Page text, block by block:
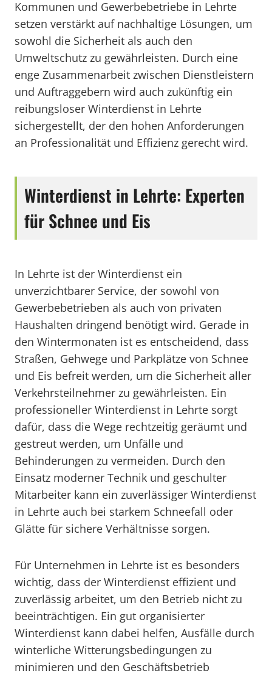
Kommunen und Gewerbebetriebe in Lehrte
setzen verstärkt auf nachhaltige Lösungen, um
sowohl die Sicherheit als auch den
Umweltschutz zu gewährleisten. Durch eine
enge Zusammenarbeit zwischen Dienstleistern
und Auftraggebern wird auch zukünftig ein
reibungsloser Winterdienst in Lehrte
sichergestellt, der den hohen Anforderungen
an Professionalität und Effizienz gerecht wird.
Winterdienst in Lehrte: Experten
für Schnee und Eis
In Lehrte ist der Winterdienst ein
unverzichtbarer Service, der sowohl von
Gewerbebetrieben als auch von privaten
Haushalten dringend benötigt wird. Gerade in
den Wintermonaten ist es entscheidend, dass
Straßen, Gehwege und Parkplätze von Schnee
und Eis befreit werden, um die Sicherheit aller
Verkehrsteilnehmer zu gewährleisten. Ein
professioneller Winterdienst in Lehrte sorgt
dafür, dass die Wege rechtzeitig geräumt und
gestreut werden, um Unfälle und
Behinderungen zu vermeiden. Durch den
Einsatz moderner Technik und geschulter
Mitarbeiter kann ein zuverlässiger Winterdienst
in Lehrte auch bei starkem Schneefall oder
Glätte für sichere Verhältnisse sorgen.
Für Unternehmen in Lehrte ist es besonders
wichtig, dass der Winterdienst effizient und
zuverlässig arbeitet, um den Betrieb nicht zu
beeinträchtigen. Ein gut organisierter
Winterdienst kann dabei helfen, Ausfälle durch
winterliche Witterungsbedingungen zu
minimieren und den Geschäftsbetrieb